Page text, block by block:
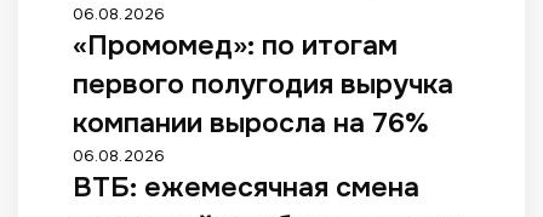
06.08.2026
«Промомед»: по итогам
первого полугодия выручка
компании выросла на 76%
06.08.2026
ВТБ: ежемесячная смена